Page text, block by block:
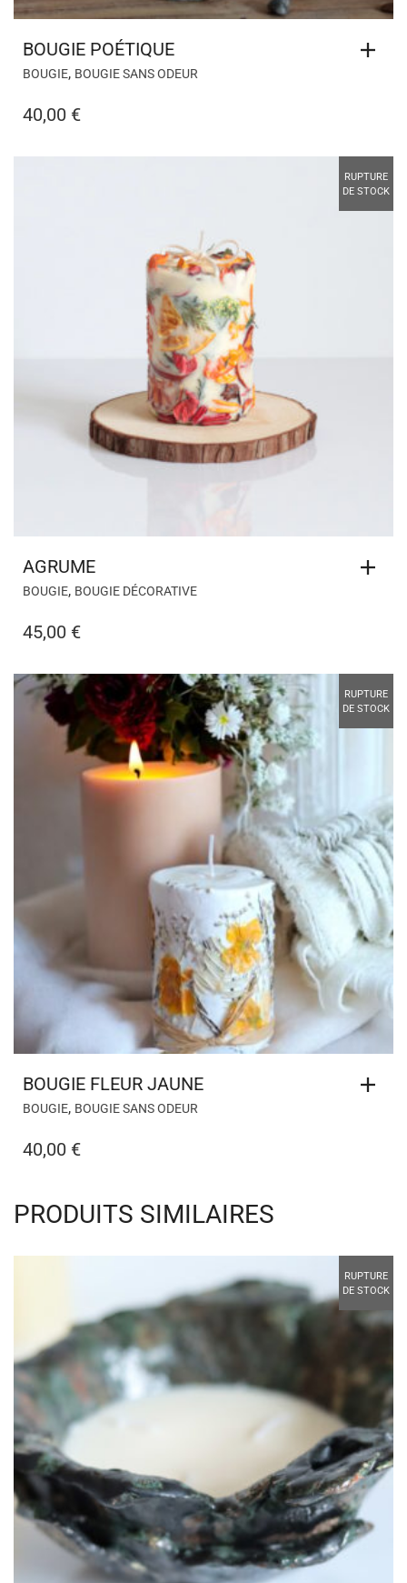
BOUGIE POÉTIQUE
BOUGIE, BOUGIE SANS ODEUR
40,00 €
RUPTURE
DE STOCK
AGRUME
BOUGIE, BOUGIE DÉCORATIVE
45,00 €
RUPTURE
DE STOCK
BOUGIE FLEUR JAUNE
BOUGIE, BOUGIE SANS ODEUR
40,00 €
PRODUITS SIMILAIRES
RUPTURE
DE STOCK